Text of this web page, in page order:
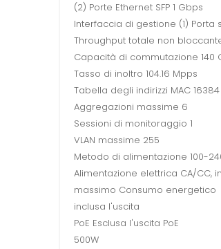
(2) Porte Ethernet SFP 1 Gbps
Interfaccia di gestione (1) Porta
Throughput totale non
Capacità di commutazione 140
Tasso di inoltro 104.16 Mpps
Tabella degli indirizzi MAC 16384
Aggregazioni massime 6
Sessioni di monitoraggio 1
VLAN massime 255
Metodo di alimentazione 100-
Alimentazione elettrica CA/CC,
massimo Consumo energetico
inclusa l'uscita
PoE Esclusa l'uscita PoE
500W